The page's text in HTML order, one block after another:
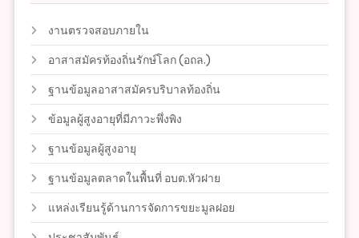
งานตรวจสอบภายใน
อาสาสมัครท้องถิ่นรักษ์โลก (อถล.)
ฐานข้อมูลอาสาสมัครบริบาลท้องถิ่น
ข้อมูลผู้สูงอายุที่มีภาวะพึ่งพิง
ฐานข้อมูลผู้สูงอายุ
ฐานข้อมูลตลาดในพื้นที่ อบต.หัวฝาย
แหล่งเรียนรู้ด้านการจัดการขยะมูลฝอย